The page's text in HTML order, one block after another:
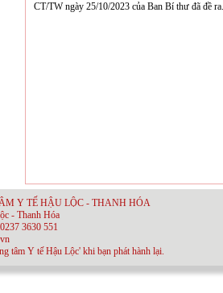
CT/TW ngày 25/10/2023 của Ban Bí thư đã đề ra.
Y TẾ HẬU LỘC - THANH HÓA
- Thanh Hóa
3630 551
tâm Y tế Hậu Lộc' khi bạn phát hành lại.